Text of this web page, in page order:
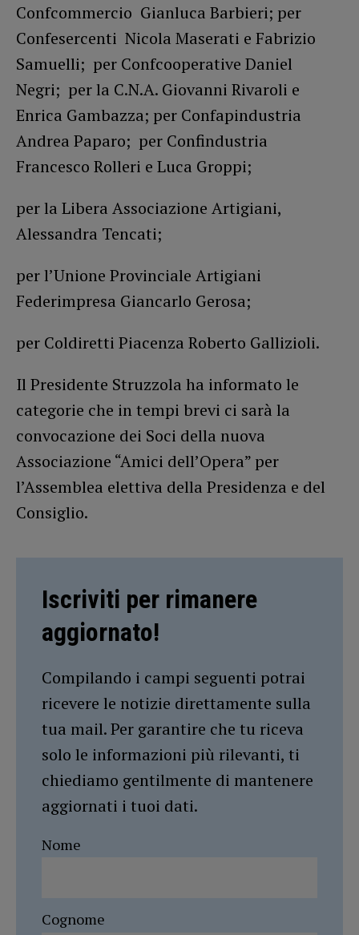
Confcommercio Gianluca Barbieri; per
Confesercenti Nicola Maserati e Fabrizio
Samuelli; per Confcooperative Daniel
Negri; per la C.N.A. Giovanni Rivaroli e
Enrica Gambazza; per Confapindustria
Andrea Paparo; per Confindustria
Francesco Rolleri e Luca Groppi;
per la Libera Associazione Artigiani,
Alessandra Tencati;
per l’Unione Provinciale Artigiani
Federimpresa Giancarlo Gerosa;
per Coldiretti Piacenza Roberto Gallizioli.
Il Presidente Struzzola ha informato le
categorie che in tempi brevi ci sarà la
convocazione dei Soci della nuova
Associazione “Amici dell’Opera” per
l’Assemblea elettiva della Presidenza e del
Consiglio.
Iscriviti per rimanere
aggiornato!
Compilando i campi seguenti potrai
ricevere le notizie direttamente sulla
tua mail. Per garantire che tu riceva
solo le informazioni più rilevanti, ti
chiediamo gentilmente di mantenere
aggiornati i tuoi dati.
Nome
Cognome